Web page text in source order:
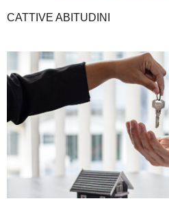
CATTIVE ABITUDINI